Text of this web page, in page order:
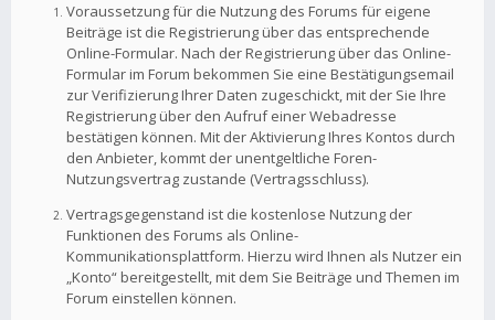
Voraussetzung für die Nutzung des Forums für eigene
Beiträge ist die Registrierung über das entsprechende
Online-Formular. Nach der Registrierung über das Online-
Formular im Forum bekommen Sie eine Bestätigungsemail
zur Verifizierung Ihrer Daten zugeschickt, mit der Sie Ihre
Registrierung über den Aufruf einer Webadresse
bestätigen können. Mit der Aktivierung Ihres Kontos durch
den Anbieter, kommt der unentgeltliche Foren-
Nutzungsvertrag zustande (Vertragsschluss).
Vertragsgegenstand ist die kostenlose Nutzung der
Funktionen des Forums als Online-
Kommunikationsplattform. Hierzu wird Ihnen als Nutzer ein
„Konto“ bereitgestellt, mit dem Sie Beiträge und Themen im
Forum einstellen können.